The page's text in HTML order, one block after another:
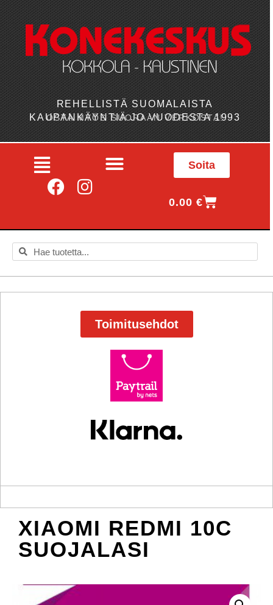
REHELLISTÄ SUOMALAISTA
KAUPANKÄYNTIÄ JO VUODESTA 1993
OSTA MYÖS SUORAAN VERKOSTA!
Soita
0.00€
Toimitusehdot
XIAOMI REDMI 10C
SUOJALASI